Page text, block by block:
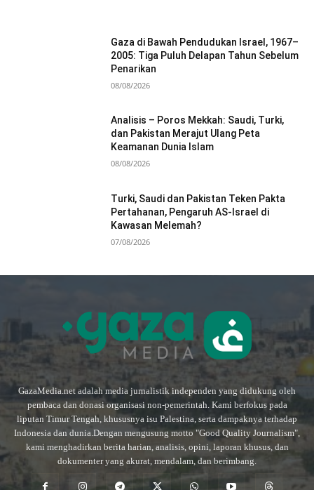
Gaza di Bawah Pendudukan Israel, 1967–
2005: Tiga Puluh Delapan Tahun Sebelum
Penarikan
08/08/2026
Analisis – Poros Mekkah: Saudi, Turki,
dan Pakistan Merajut Ulang Peta
Keamanan Dunia Islam
08/08/2026
Turki, Saudi dan Pakistan Teken Pakta
Pertahanan, Pengaruh AS-Israel di
Kawasan Melemah?
07/08/2026
GazaMedia.net adalah media jurnalistik independen yang didukung oleh
pembaca dan donasi organisasi non-pemerintah. Kami berfokus pada
liputan Timur Tengah, khususnya isu Palestina, serta dampaknya terhadap
Indonesia dan dunia.Dengan mengusung motto "Good Quality Journalism",
kami menghadirkan berita harian, analisis, opini, laporan khusus, dan
dokumenter yang akurat, mendalam, dan berimbang.